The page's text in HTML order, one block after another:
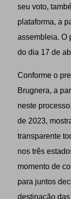
seu voto,
plataforma, a
assembleia. O
do dia 17
Conforme o
Brugnera, a
neste
de 2023,
transparente
nos três
momento de
para juntos
destinação